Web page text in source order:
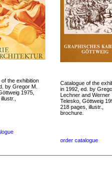
of the exhibition
by Gregor M.
1975,
Catalogue of the
in 1992, ed. by
Lechner and Werner
Telesko, Göttweig
218 pages, illustr.,
brochure.
order catalogue